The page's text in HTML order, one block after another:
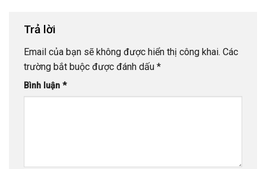
Trả lời
Email của bạn sẽ không được hiển thị công khai. Các
trường bắt buộc được đánh dấu *
Bình luận *